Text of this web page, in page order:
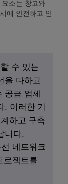
소는 창고와
에 안전하고 안
수 있는
을 다하고
공급 업체
. 이러한 기
하고 구축
니다.
네트워크
로젝트를